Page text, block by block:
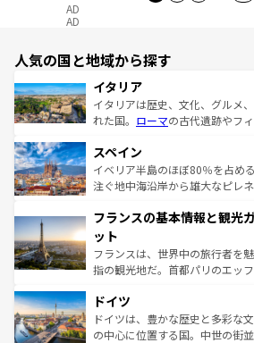
AD
AD
人気の国と地域から探す
イタリア
イタリアは歴史、文化、グルメ
れた国。 ローマの古代遺跡やフ
ろん、トスカーナの美しい田園
景など、自然景観も見逃せない
ピザやパスタなど、絶品のイタ
ませてくれるイタリアで、忘れ
なお、新着のイタリア情報は
しい。
スペイン
イベリア半島のほぼ80％を占め
注ぐ地中海沿岸から雄大なピレ
文化が根付くこの国では、情熱
れる闘牛、そして美味しいタパ
る。首都マドリードの洗練され
アートに溢れた街角から、地方
せる。地方によって風土や気候
性で訪れ
ンテンツ一覧を参照してほしい。
フランスの基本情報と観光
ット
フランスは、世界中の旅行者を
指の観光地だ。首都パリのエッ
で、幅広い魅力が詰まっている
聖堂、美しいビーチ、そして豊
から魅了する。また、フランス
ドイツ
ドイツは、豊かな歴史と多彩な
の中心に位置する国。中世の街